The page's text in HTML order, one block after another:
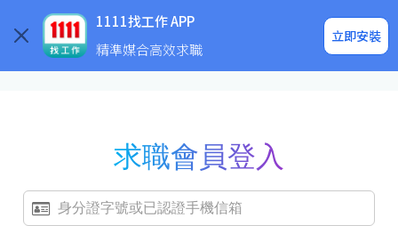
1111找工作 APP
精準媒合高效求職
立即安裝
企業求才
求職會員登入